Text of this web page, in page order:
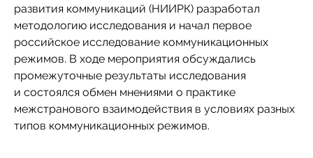
развития коммуникаций (НИИРК) разработал
методологию исследования и начал первое
российское исследование коммуникационных
режимов. В ходе мероприятия обсуждались
промежуточные результаты исследования
и состоялся обмен мнениями о практике
межстранового взаимодействия в условиях разных
типов коммуникационных режимов.